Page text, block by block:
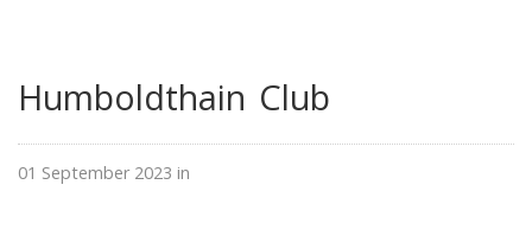
Humboldthain Club
01 September 2023 in